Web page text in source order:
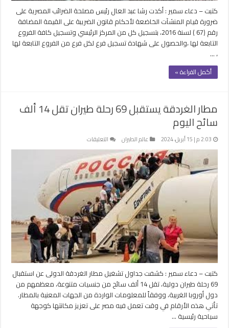
كتبت – دعاء سمير : أكدت رشا عبد العال رئيس مصلحة الضرائب المصرية على
ضرورة قيام المنشآت الخاضعة لأحكام قانون الضريبة على القيمة المضافة
رقم (67 ) لسنة 2016، بتسجيل كل من المركز الرئيسي وتسجيل كافة الفروع
التابعة لها ،والحصول على شهادة تسجيل فرع لكل فرع من الفروع التابعة لها
، …
أكمل القراءة »
مطار الغردقة يستقبل 69 رحلة طيران تقل 14 ألف
سائح اليوم
2:03 م | 15 أبريل، 2024 عالم الطيران التعليقات
مطار
الغردقة
يستقبل
69
رحلة
طيران
تقل
14
ألف
سائح
اليوم
مغلقة
كتبت – دعاء سمير : كشفت جداول تشغيل مطار الغردقة الدولى عن استقبال
69 رحلة طيران دولية، تقل 14 ألف سائح من جنسيات متنوعة، معظمهم من
دول أوروبا الغربية، ووفقاً للمعلومات الواردة من الجهات المعنية بالمطار.
تأتي هذه الأرقام في وقت تعمل فيه مصر على تعزيز مكانتها كوجهة
سياحية رئيسية …